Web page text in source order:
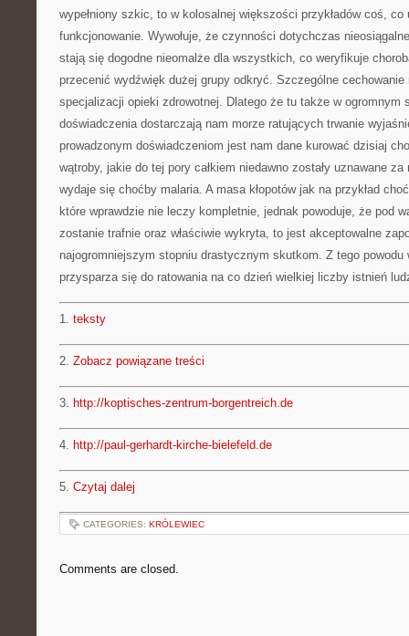
wypełniony szkic, to w kolosalnej większości przykładów coś,
funkcjonowanie. Wywołuje, że czynności dotychczas
stają się dogodne nieomalże dla wszystkich, co weryfikuje
przecenić wydźwięk dużej grupy odkryć. Szczególne cechowanie
specjalizacji opieki zdrowotnej. Dlatego że tu także w ogromnym
doświadczenia dostarczają nam morze ratujących trwanie
prowadzonym doświadczeniom jest nam dane kurować dzisiaj
wątroby, jakie do tej pory całkiem niedawno zostały uznawane
wydaje się choćby malaria. A masa kłopotów jak na przykład
które wprawdzie nie leczy kompletnie, jednak powoduje, że pod
zostanie trafnie oraz właściwie wykryta, to jest akceptowalne
najogromniejszym stopniu drastycznym skutkom. Z tego powodu
przysparza się do ratowania na co dzień wielkiej liczby istnień
1. teksty
2. Zobacz powiązane treści
3. http://koptisches-zentrum-borgentreich.de
4. http://paul-gerhardt-kirche-bielefeld.de
5. Czytaj dalej
CATEGORIES: KRÓLEWIEC
Comments are closed.